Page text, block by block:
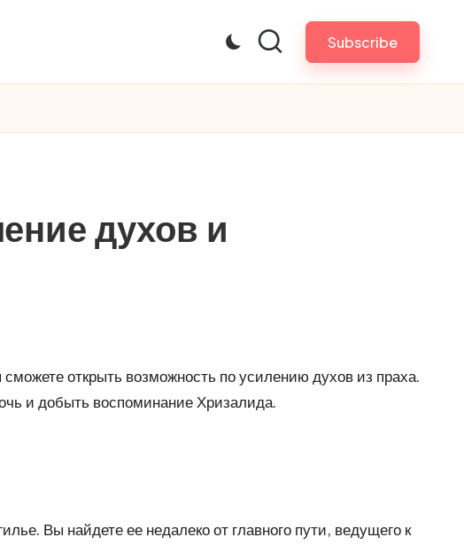
Subscribe
духов и
открыть возможность по усилению духов из праха.
и добыть воспоминание Хризалида.
Вы найдете ее недалеко от главного пути, ведущего к